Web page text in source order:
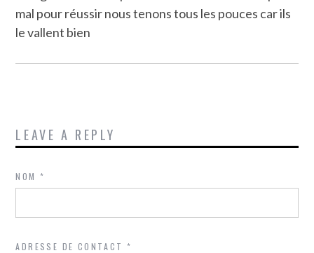
mal pour réussir nous tenons tous les pouces car ils
le vallent bien
LEAVE A REPLY
NOM*
ADRESSE DE CONTACT*